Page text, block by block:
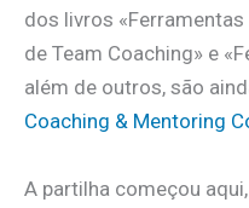
dos livros
de Team Coaching» e
além de outros, são
Coaching & Mentoring
A partilha começou